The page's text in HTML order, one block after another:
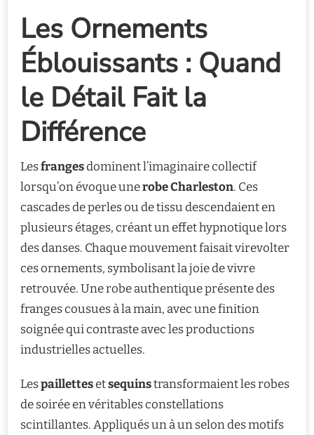
Les Ornements
Éblouissants : Quand
le Détail Fait la
Différence
Lesfrangesdominent l’imaginaire collectif
lorsqu’on évoque unerobe Charleston. Ces
cascades de perles ou de tissu descendaient en
plusieurs étages, créant un effet hypnotique lors
des danses. Chaque mouvement faisait virevolter
ces ornements, symbolisant la joie de vivre
retrouvée. Une robe authentique présente des
franges cousues à la main, avec une finition
soignée qui contraste avec les productions
industrielles actuelles.
Lespaillettesetsequinstransformaient les robes
de soirée en véritables constellations
scintillantes. Appliqués un à un selon des motifs